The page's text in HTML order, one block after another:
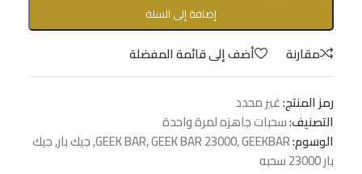
إضافة إلى السلة
مقارنة أضف إلى قائمة المفضلة
رمز المنتج:غير محدد
التصنيف:سحبات جاهزه لمرة واحدة
الوسوم:
GEEK BAR,GEEK BAR 23000,GEEKBAR
,جيك بار,جيك
بار 23000 سحبه